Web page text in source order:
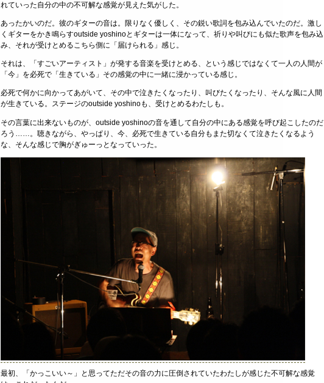
れていった自分の中の不可解な感覚が見えた気がした。
あったかいのだ。彼のギターの音は。限りなく優しく、その鋭い歌詞を包み込んでいたのだ。激し
くギターをかき鳴らすoutside yoshinoとギターは一体になって、祈りや叫びにも似た歌声を包み込
み、それが受けとめるこちら側に「届けられる」感じ。
それは、「すごいアーティスト」が発する音楽を受けとめる、という感じではなくて一人の人間が
「今」を必死で「生きている」その感覚の中に一緒に浸かっている感じ。
必死で何かに向かってあがいて、その中で泣きたくなったり、叫びたくなったり、そんな風に人間
が生きている。ステージのoutside yoshinoも、受けとめるわたしも。
その言葉に出来ないものが、outside yoshinoの音を通して自分の中にある感覚を呼び起こしたのだ
ろう……。聴きながら、やっぱり、今、必死で生きている自分もまた切なくて泣きたくなるよう
な、そんな感じで胸がぎゅーっとなっていった。
最初、「かっこいい～」と思ってただその音の力に圧倒されていたわたしが感じた不可解な感覚